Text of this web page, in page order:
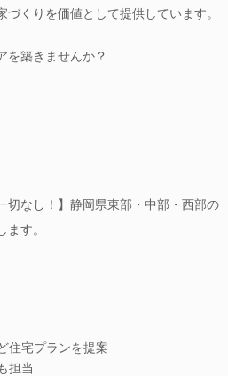
くりを価値として提供しています。
を築きませんか？
なし！】静岡県東部・中部・西部の
す。
住宅プランを提案
担当